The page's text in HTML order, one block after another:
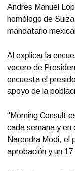
Andrés Manuel
homólogo de
mandatario
Al explicar la
vocero de
encuesta el
apoyo de la
“Morning Consult
cada semana y en
Narendra Modi, el
aprobación y un